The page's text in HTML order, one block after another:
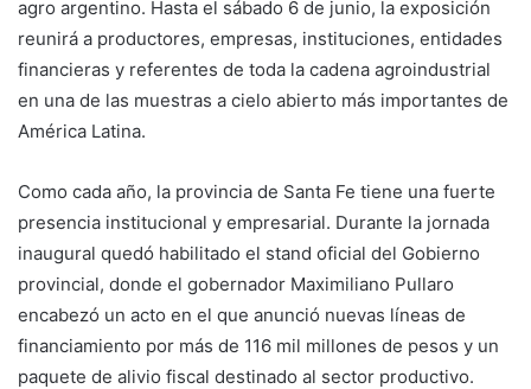
agro argentino. Hasta el sábado 6 de junio, la exposición
reunirá a productores, empresas, instituciones, entidades
financieras y referentes de toda la cadena agroindustrial
en una de las muestras a cielo abierto más importantes de
América Latina.
Como cada año, la provincia de Santa Fe tiene una fuerte
presencia institucional y empresarial. Durante la jornada
inaugural quedó habilitado el stand oficial del Gobierno
provincial, donde el gobernador Maximiliano Pullaro
encabezó un acto en el que anunció nuevas líneas de
financiamiento por más de 116 mil millones de pesos y un
paquete de alivio fiscal destinado al sector productivo.